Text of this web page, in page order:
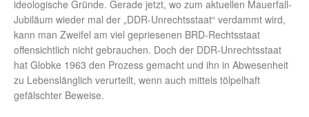
ideologische Gründe. Gerade jetzt, wo zum aktuellen Mauerfall-
Jubiläum wieder mal der „DDR-Unrechtsstaat“ verdammt wird,
kann man Zweifel am viel gepriesenen BRD-Rechtsstaat
offensichtlich nicht gebrauchen. Doch der DDR-Unrechtsstaat
hat Globke 1963 den Prozess gemacht und ihn in Abwesenheit
zu Lebenslänglich verurteilt, wenn auch mittels tölpelhaft
gefälschter Beweise.